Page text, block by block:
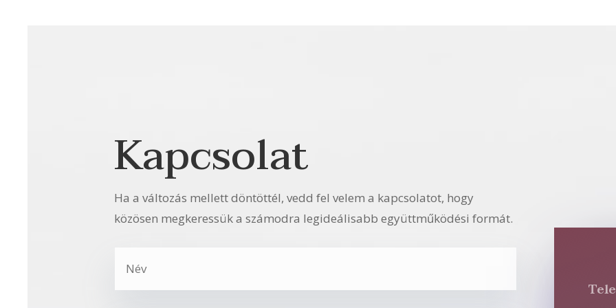
Kapcsolat
Ha a változás mellett döntöttél, vedd fel velem a kapcsolatot, hogy
közösen megkeressük a számodra legideálisabb együttműködési formát.